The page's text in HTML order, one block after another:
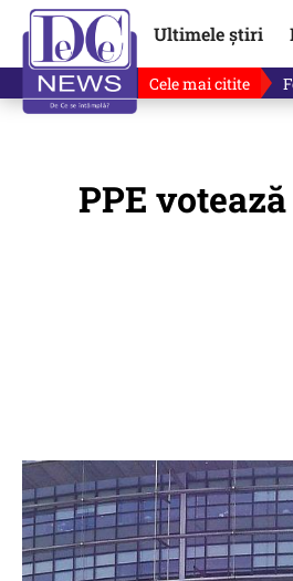
Ultimele știri
Cele mai citite
PPE